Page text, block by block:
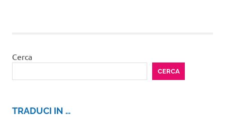
Cerca
CERCA
TRADUCI IN …